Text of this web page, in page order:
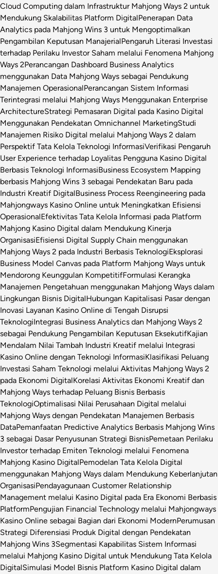
Cloud Computing dalam Infrastruktur Mahjong Ways 2 untuk
Mendukung Skalabilitas Platform DigitalPenerapan Data
Analytics pada Mahjong Wins 3 untuk Mengoptimalkan
Pengambilan Keputusan ManajerialPengaruh Literasi Investasi
terhadap Perilaku Investor Saham melalui Fenomena Mahjong
Ways 2Perancangan Dashboard Business Analytics
menggunakan Data Mahjong Ways sebagai Pendukung
Manajemen OperasionalPerancangan Sistem Informasi
Terintegrasi melalui Mahjong Ways Menggunakan Enterprise
ArchitectureStrategi Pemasaran Digital pada Kasino Digital
Menggunakan Pendekatan Omnichannel MarketingStudi
Manajemen Risiko Digital melalui Mahjong Ways 2 dalam
Perspektif Tata Kelola Teknologi InformasiVerifikasi Pengaruh
User Experience terhadap Loyalitas Pengguna Kasino Digital
Berbasis Teknologi InformasiBusiness Ecosystem Mapping
berbasis Mahjong Wins 3 sebagai Pendekatan Baru pada
Industri Kreatif DigitalBusiness Process Reengineering pada
Mahjongways Kasino Online untuk Meningkatkan Efisiensi
OperasionalEfektivitas Tata Kelola Informasi pada Platform
Mahjong Kasino Digital dalam Mendukung Kinerja
OrganisasiEfisiensi Digital Supply Chain menggunakan
Mahjong Ways 2 pada Industri Berbasis TeknologiEksplorasi
Business Model Canvas pada Platform Mahjong Ways untuk
Mendorong Keunggulan KompetitifFormulasi Kerangka
Manajemen Pengetahuan menggunakan Mahjong Ways dalam
Lingkungan Bisnis DigitalHubungan Kapitalisasi Pasar dengan
Inovasi Layanan Kasino Online di Tengah Disrupsi
TeknologiIntegrasi Business Analytics dan Mahjong Ways 2
sebagai Pendukung Pengambilan Keputusan EksekutifKajian
Mendalam Nilai Tambah Industri Kreatif melalui Integrasi
Kasino Online dengan Teknologi InformasiKlasifikasi Peluang
Investasi Saham Teknologi melalui Aktivitas Mahjong Ways 2
pada Ekonomi DigitalKorelasi Aktivitas Ekonomi Kreatif dan
Mahjong Ways terhadap Peluang Bisnis Berbasis
TeknologiOptimalisasi Nilai Perusahaan Digital melalui
Mahjong Ways dengan Pendekatan Manajemen Berbasis
DataPemanfaatan Predictive Analytics Berbasis Mahjong Wins
3 sebagai Dasar Penyusunan Strategi BisnisPemetaan Perilaku
Investor terhadap Emiten Teknologi melalui Fenomena
Mahjong Kasino DigitalPemodelan Tata Kelola Digital
menggunakan Mahjong Ways dalam Mendukung Keberlanjutan
OrganisasiPendayagunaan Customer Relationship
Management melalui Kasino Digital pada Era Ekonomi Berbasis
PlatformPengujian Financial Technology melalui Mahjongways
Kasino Online sebagai Bagian dari Ekonomi ModernPerumusan
Strategi Diferensiasi Produk Digital dengan Pendekatan
Mahjong Wins 3Segmentasi Kapabilitas Sistem Informasi
melalui Mahjong Kasino Digital untuk Mendukung Tata Kelola
DigitalSimulasi Model Bisnis Platform Kasino Digital dalam